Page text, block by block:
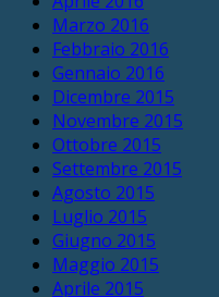
Marzo 2016
Febbraio 2016
Gennaio 2016
Dicembre 2015
Novembre 2015
Ottobre 2015
Settembre 2015
Agosto 2015
Luglio 2015
Giugno 2015
Maggio 2015
Aprile 2015